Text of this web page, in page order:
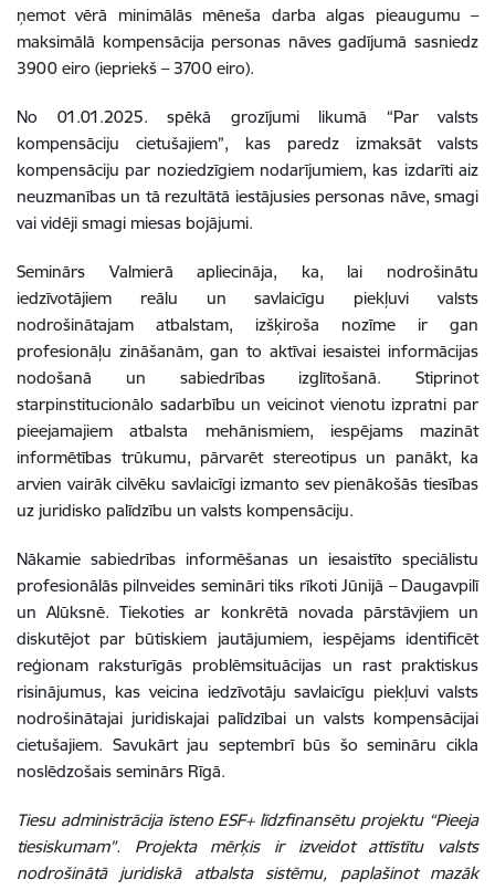
ņemot vērā minimālās mēneša darba algas pieaugumu –
maksimālā kompensācija personas nāves gadījumā sasniedz
3900 eiro (iepriekš – 3700 eiro).
No 01.01.2025. spēkā grozījumi likumā “Par valsts
kompensāciju cietušajiem”, kas paredz izmaksāt valsts
kompensāciju par noziedzīgiem nodarījumiem, kas izdarīti aiz
neuzmanības un tā rezultātā iestājusies personas nāve, smagi
vai vidēji smagi miesas bojājumi.
Seminārs Valmierā apliecināja, ka, lai nodrošinātu
iedzīvotājiem reālu un savlaicīgu piekļuvi valsts
nodrošinātajam atbalstam, izšķiroša nozīme ir gan
profesionāļu zināšanām, gan to aktīvai iesaistei informācijas
nodošanā un sabiedrības izglītošanā. Stiprinot
starpinstitucionālo sadarbību un veicinot vienotu izpratni par
pieejamajiem atbalsta mehānismiem, iespējams mazināt
informētības trūkumu, pārvarēt stereotipus un panākt, ka
arvien vairāk cilvēku savlaicīgi izmanto sev pienākošās tiesības
uz juridisko palīdzību un valsts kompensāciju.
Nākamie sabiedrības informēšanas un iesaistīto speciālistu
profesionālās pilnveides semināri tiks rīkoti Jūnijā – Daugavpilī
un Alūksnē. Tiekoties ar konkrētā novada pārstāvjiem un
diskutējot par būtiskiem jautājumiem, iespējams identificēt
reģionam raksturīgās problēmsituācijas un rast praktiskus
risinājumus, kas veicina iedzīvotāju savlaicīgu piekļuvi valsts
nodrošinātajai juridiskajai palīdzībai un valsts kompensācijai
cietušajiem. Savukārt jau septembrī būs šo semināru cikla
noslēdzošais seminārs Rīgā.
Tiesu administrācija īsteno ESF+ līdzfinansētu projektu “Pieeja
tiesiskumam”. Projekta mērķis ir izveidot attīstītu valsts
nodrošinātā juridiskā atbalsta sistēmu, paplašinot mazāk